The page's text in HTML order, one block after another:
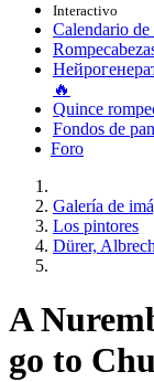
Interactivo
Calendario de
🔥
Quince
Fondos de
Foro
Galería de
Los pintores
Dürer,
A
go to